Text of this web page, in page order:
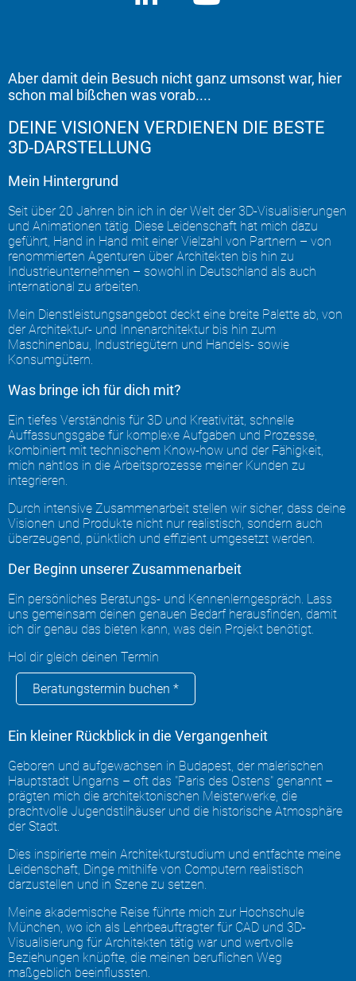
Aber damit dein Besuch nicht ganz umsonst war, hier
schon mal bißchen was vorab....
DEINE VISIONEN VERDIENEN DIE BESTE
3D-DARSTELLUNG
Mein Hintergrund
Seit über 20 Jahren bin ich in der Welt der 3D-Visualisierungen
und Animationen tätig. Diese Leidenschaft hat mich dazu
geführt, Hand in Hand mit einer Vielzahl von Partnern – von
renommierten Agenturen über Architekten bis hin zu
Industrieunternehmen – sowohl in Deutschland als auch
international zu arbeiten.
Mein Dienstleistungsangebot deckt eine breite Palette ab, von
der Architektur- und Innenarchitektur bis hin zum
Maschinenbau, Industriegütern und Handels- sowie
Konsumgütern.
Was bringe ich für dich mit?
Ein tiefes Verständnis für 3D und Kreativität, schnelle
Auffassungsgabe für komplexe Aufgaben und Prozesse,
kombiniert mit technischem Know-how und der Fähigkeit,
mich nahtlos in die Arbeitsprozesse meiner Kunden zu
integrieren.
Durch intensive Zusammenarbeit stellen wir sicher, dass deine
Visionen und Produkte nicht nur realistisch, sondern auch
überzeugend, pünktlich und effizient umgesetzt werden.
Der Beginn unserer Zusammenarbeit
Ein persönliches Beratungs- und Kennenlerngespräch. Lass
uns gemeinsam deinen genauen Bedarf herausfinden, damit
ich dir genau das bieten kann, was dein Projekt benötigt.
Hol dir gleich deinen Termin
Beratungstermin buchen *
Ein kleiner Rückblick in die Vergangenheit
Geboren und aufgewachsen in Budapest, der malerischen
Hauptstadt Ungarns – oft das "Paris des Ostens" genannt –
prägten mich die architektonischen Meisterwerke, die
prachtvolle Jugendstilhäuser und die historische Atmosphäre
der Stadt.
Dies inspirierte mein Architekturstudium und entfachte meine
Leidenschaft, Dinge mithilfe von Computern realistisch
darzustellen und in Szene zu setzen.
Meine akademische Reise führte mich zur Hochschule
München, wo ich als Lehrbeauftragter für CAD und 3D-
Visualisierung für Architekten tätig war und wertvolle
Beziehungen knüpfte, die meinen beruflichen Weg
maßgeblich beeinflussten.